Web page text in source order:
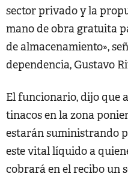
sector privado y la
mano de obra gratuita
de almacenamiento»,
dependencia, Gustavo
El funcionario, dijo que
tinacos en la zona
estarán suministrando
este vital líquido a
cobrará en el recibo un